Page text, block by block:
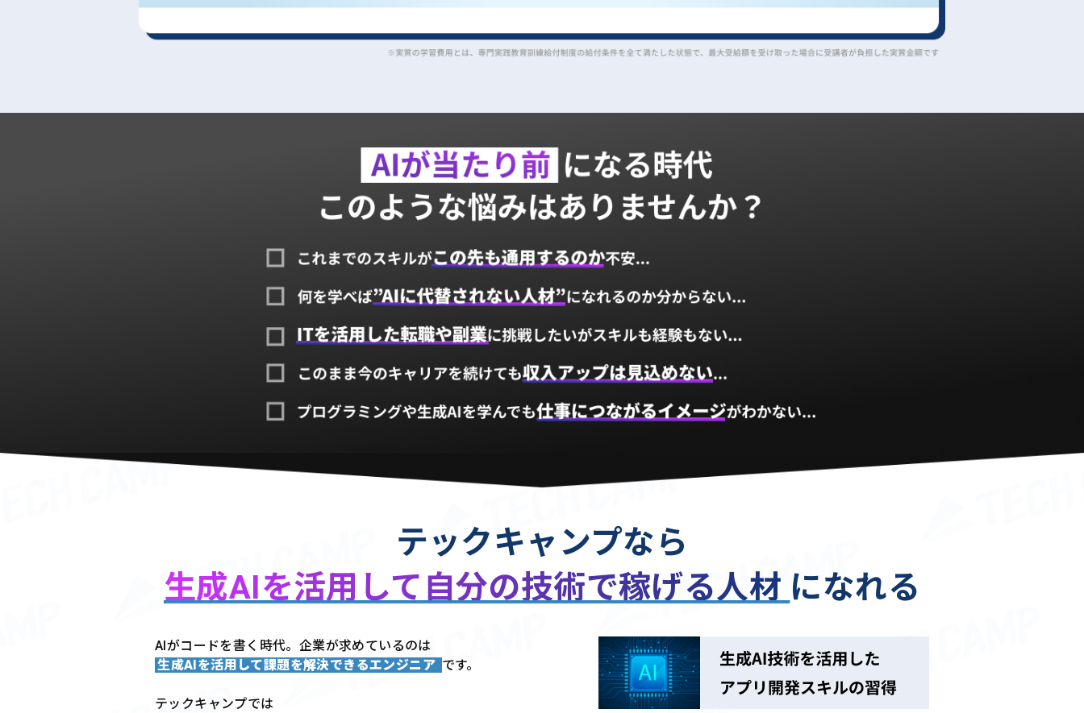
テックキャンプなら
生成AIを活用して 自分の技術で稼げる人材 になれる
AIがコードを書く時代。企業が求めているのは
生成AIを活用して課題を解決できるエンジニア です。
テックキャンプでは